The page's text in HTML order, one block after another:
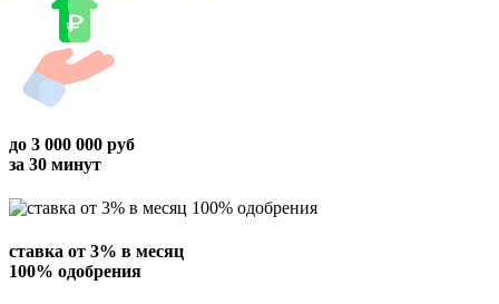
до 3 000 000 руб
за 30 минут
ставка от 3% в месяц
100% одобрения